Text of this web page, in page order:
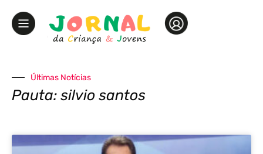
Últimas Notícias
Pauta: silvio santos